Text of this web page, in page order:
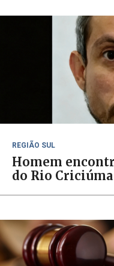
REGIÃO SUL
Homem
do Rio